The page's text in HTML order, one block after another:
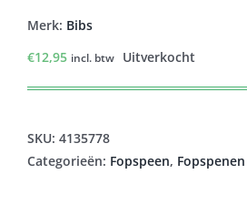
Merk: Bibs
€12,95 incl. btw Uitverkocht
SKU: 4135778
Categorieën: Fopspeen,